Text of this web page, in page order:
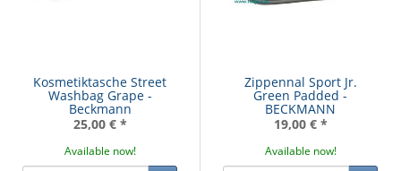
Kosmetiktasche Street
Washbag Grape -
Beckmann
25,00 € *
Available now!
Zippennal Sport Jr.
Green Padded -
BECKMANN
19,00 € *
Available now!